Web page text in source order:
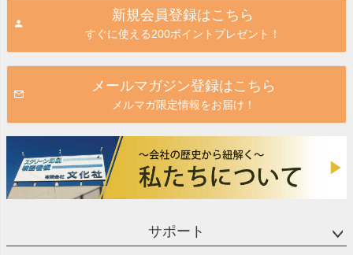
新規会員登録はこちら
すぐに使える200ポイントプレゼント！
メールマガジン登録はこちら
メルマガ限定情報をお届け！
サポート